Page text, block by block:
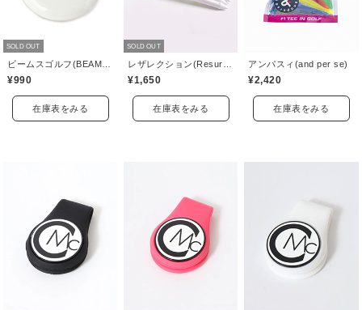
SOLD OUT
¥990
在庫表をみる
SOLD OUT
¥1,650
在庫表をみる
アンパスィ(and per se)
¥2,420
在庫表をみる